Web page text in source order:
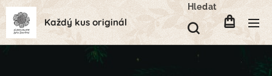
Každý kus originál
Hledat